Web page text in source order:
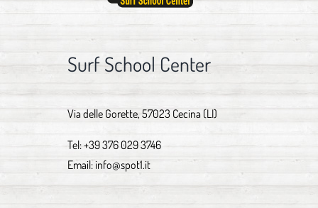
Surf School Center
Via delle Gorette, 57023 Cecina (LI)
Tel:+39 376 029 3746
Email: info@spot1.it